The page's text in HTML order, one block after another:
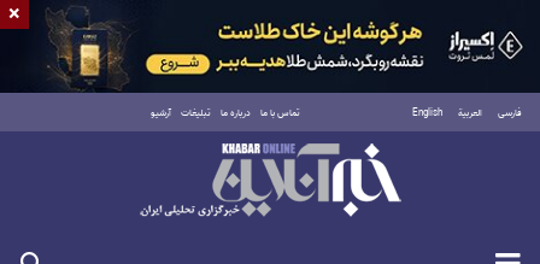
فارسی العربية English تماس با ما درباره ما تبلیغات آرشیو
شنبه ۱۷ مرداد ۱۴۰۵
×